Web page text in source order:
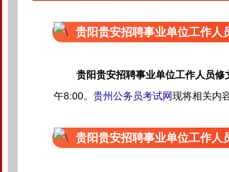
贵阳贵安招聘事业单位工作人
贵阳贵安招聘事业单位工作人员
午8:00。 贵州公务员考试网现将相关内
贵阳贵安招聘事业单位工作人